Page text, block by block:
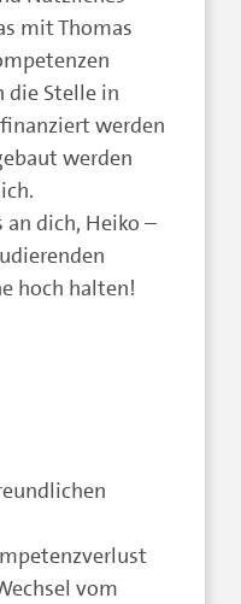
mit Thomas
die Stelle in
werden
werden
an dich, Heiko –
hoch halten!
vom